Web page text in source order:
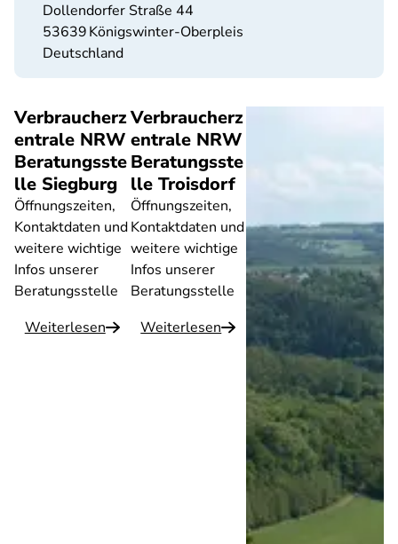
Dollendorfer Straße 44
53639Königswinter-Oberpleis
Deutschland
Verbraucherz
entrale NRW
Beratungsste
lle Siegburg
Öffnungszeiten,
Kontaktdaten und
weitere wichtige
Infos unserer
Beratungsstelle
Weiterlesen
Verbraucherz
entrale NRW
Beratungsste
lle Troisdorf
Öffnungszeiten,
Kontaktdaten und
weitere wichtige
Infos unserer
Beratungsstelle
Weiterlesen